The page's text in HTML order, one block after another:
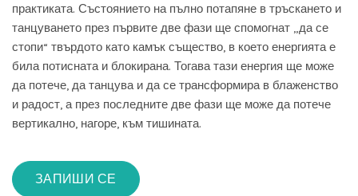
практиката. Състоянието на пълно потапяне в тръскането и
танцуването през първите две фази ще спомогнат „да се
стопи“ твърдото като камък същество, в което енергията е
била потисната и блокирана. Тогава тази енергия ще може
да потече, да танцува и да се трансформира в блаженство
и радост, а през последните две фази ще може да потече
вертикално, нагоре, към тишината.
ЗАПИШИ СЕ